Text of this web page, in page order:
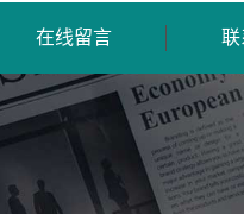
在线留言 联